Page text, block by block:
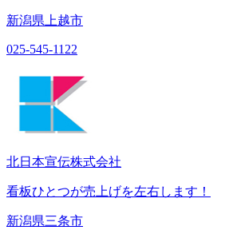
新潟県上越市
025-545-1122
北日本宣伝株式会社
看板ひとつが売上げを左右します！
新潟県三条市